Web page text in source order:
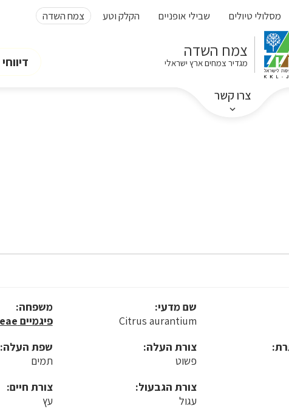
מסלולי טיולים שבילי אופניים הקלק וטע צמח השדה
צמח השדה
מגדיר צמחים ארץ ישראלי
צרו קשר
שם מדעי:
Citrus aurantium
משפחה:
פיגמיים Rutaceae
צורת העלה:
פשוט
שפת העלה:
תמים
צורת הגבעול:
עגול
צורת חיים:
עץ